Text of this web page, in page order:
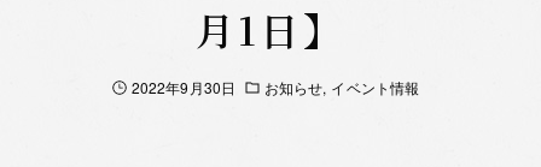
月1日】
2022年9月30日 お知らせ イベント情報